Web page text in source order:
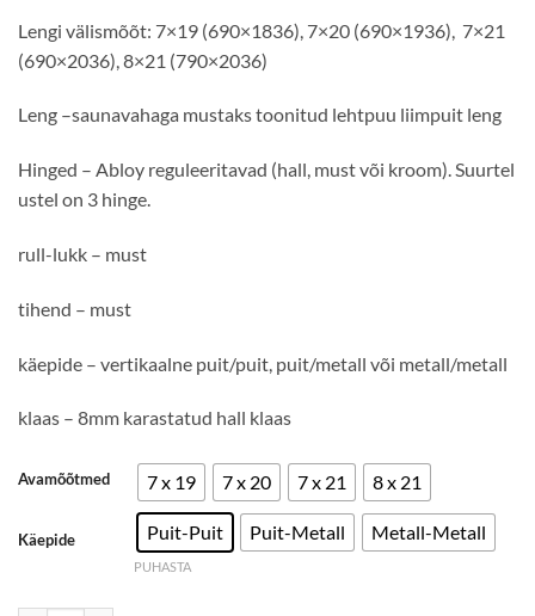
kuni
€270
Lengi välismõõt: 7×19 (690×1836), 7×20 (690×1936), 7×21
(690×2036), 8×21 (790×2036)
Leng –saunavahaga mustaks toonitud lehtpuu liimpuit leng
Hinged – Abloy reguleeritavad (hall, must või kroom). Suurtel
ustel on 3 hinge.
rull-lukk – must
tihend – must
käepide – vertikaalne puit/puit, puit/metall või metall/metall
klaas – 8mm karastatud hall klaas
Avamõõtmed 7 x 19 7 x 20 7 x 21 8 x 21
Käepide Puit-Puit Puit-Metall Metall-Metall
PUHASTA